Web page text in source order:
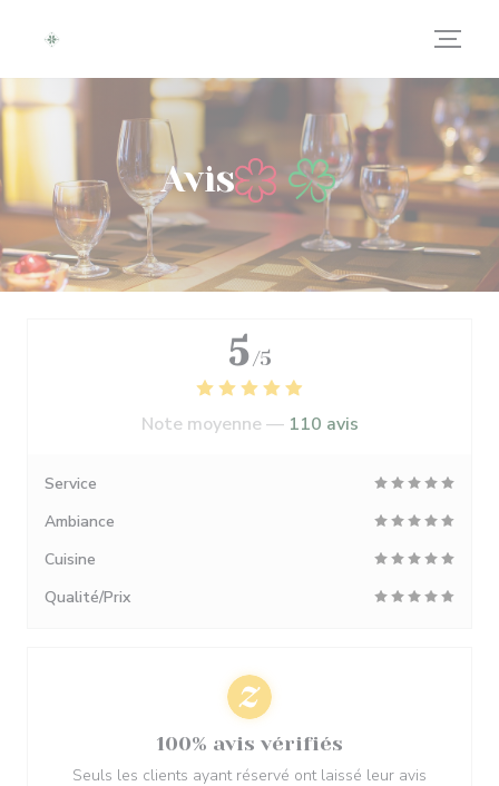
Avis
5 /5
Note moyenne — 110 avis
Service
Ambiance
Cuisine
Qualité/Prix
100% avis vérifiés
Seuls les clients ayant réservé ont laissé leur avis